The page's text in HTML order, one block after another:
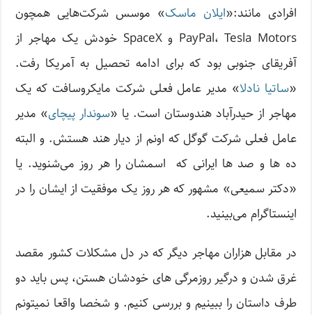
افرادی مانند:«ایلان ماسک» موسس شرکت‌هایی همچون
PayPal، Tesla Motors و SpaceX خودش یک مهاجر از
آفریقای جنوبی بود که برای ادامه تحصیل به آمریکا رفت.
«ساتیا نادلا» مدیر عامل فعلی شرکت مایکروسافت که یک
مهاجر از حیدرآباد هندوستان است. یا «سوندار پیچای» مدیر
عامل فعلی شرکت گوگل که اونم از دیار هند هستش. و البته
ده ها و صد ها ایرانی که اسمشان را هر روز می‌شنوید. یا
«دکتر سمیعی» مشهور که هر روز یک موفقیت از ایشان را در
اینستاگرام می‌بینید.
در مقابل هزاران مهاجر دیگر که در دل مشکلات کشور مقصد
غرق شدن و درگیر روزمرگی های خودشان هستن، پس باید دو
طرف داستان را ببینیم و بررسی کنیم. و شخصا واقعا نمیتونم